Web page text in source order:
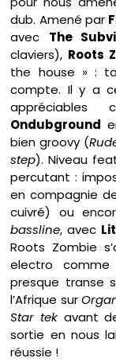
dub. Amené par
avec The
claviers), Roots
the house » :
compte. Il y a
Ondubground
bien groovy (
step). Niveau
percutant :
en compagnie
cuivré) ou
bassline, avec
Roots Zombie
electro
presque transe
l’Afrique sur
Star tek avant
sortie en nous
réussie !